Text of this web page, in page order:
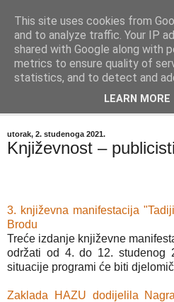
"Kvaka"
Časopis za književnost ISSN
utorak, 2. studenoga 2021.
Književnost –
3. književna manifestacija
Brodu
Treće izdanje književne
održati od 4. do 12. studenog
situacije programi će biti
Zaklada HAZU dodijelila
This site uses cookies from
and to analyze traffic. Your IP
shared with Google along with
metrics to ensure quality of
statistics, and to detect and
LEARN MORE